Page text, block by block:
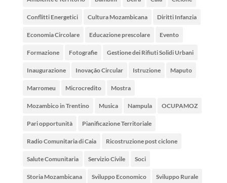
Conflitti Energetici Cultura Mozambicana Diritti Infanzia
Economia Circolare Educazione prescolare Evento
Formazione Fotografie Gestione dei Rifiuti Solidi Urbani
Inaugurazione Inovação Circular Istruzione Maputo
Marromeu Microcredito Mostra
Mozambico in Trentino Musica Nampula OCUPAMOZ
Pari opportunità Pianificazione Territoriale
Radio Comunitaria di Caia Ricostruzione post ciclone
Salute Comunitaria Servizio Civile Soci
Storia Mozambicana Sviluppo Economico Sviluppo Rurale